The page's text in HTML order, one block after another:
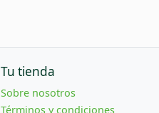
Tu tienda
Sobre nosotros
Términos y condiciones